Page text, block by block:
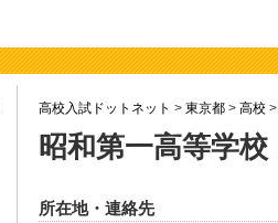
高校入試ドットネット > 東京都 > 高校 >
昭和第一高等学校
所在地・連絡先